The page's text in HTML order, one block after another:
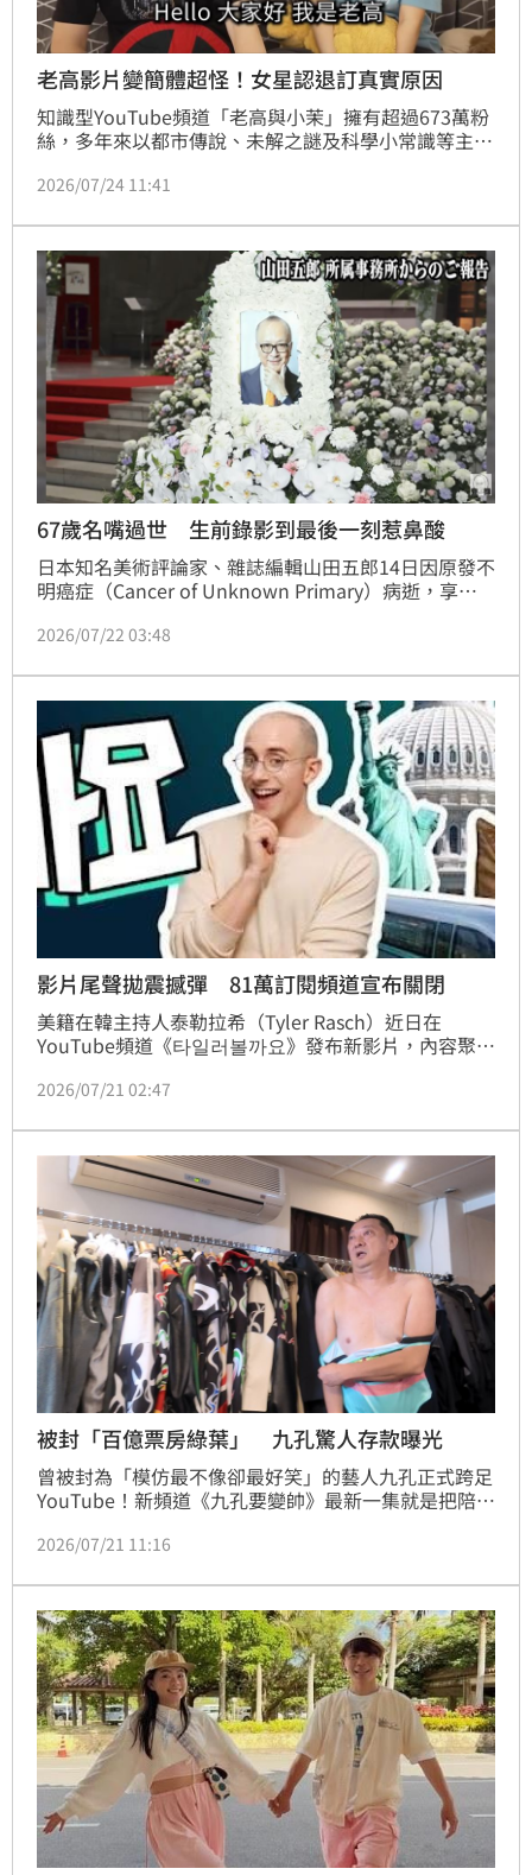
老高影片變簡體超怪！女星認退訂真實原因
知識型YouTube頻道「老高與小茉」擁有超過673萬粉
絲，多年來以都市傳說、未解之謎及科學小常識等主題
議，不少觀眾認為影片剪輯、旁白節奏與字幕風格與過
題更首度出現簡體字，被網友質疑根本非本人做的，連
藝人蘿莉塔（李晨菲）也坦言，自己已正式退訂會員。
2026/07/24 11:41
67歲名嘴過世 生前錄影到最後一刻惹鼻酸
日本知名美術評論家、雜誌編輯山田五郎14日因原發不
明癌症（Cancer of Unknown Primary）病逝，享壽
正式證實，事務所也表示，山田五郎直到生命最後仍持
事情。
2026/07/22 03:48
影片尾聲拋震撼彈 81萬訂閱頻道宣布關閉
美籍在韓主持人泰勒拉希（Tyler Rasch）近日在
YouTube頻道《타일러볼까요》發布新影片，內容聚焦
「Dialogue」所涉及的資料外洩事件，不過，令大家
息。林品妤
2026/07/21 02:47
被封「百億票房綠葉」 九孔驚人存款曝光
曾被封為「模仿最不像卻最好笑」的藝人九孔正式跨足
YouTube！新頻道《九孔要變帥》最新一集就是把陪伴
銅板堆成一座小山，讓他忍不住直接躺進錢堆翻滾，大
錢會相當可觀，最後清點卻只有12萬4264元，讓他當
場傻眼直呼：「怎麼這麼少！」
2026/07/21 11:16